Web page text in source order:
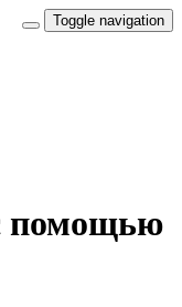
Toggle navigation
помощью